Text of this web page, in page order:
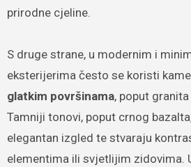
prirodne cjeline.
S druge strane, u modernim i
eksterijerima često se koristi
glatkim površinama, poput
Tamniji tonovi, poput crnog
elegantan izgled te stvaraju
elementima ili svjetlijim zidovima.